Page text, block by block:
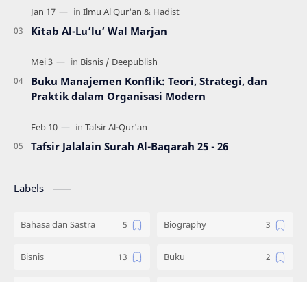
Kitab Al-Lu’lu’ Wal Marjan
Buku Manajemen Konflik: Teori, Strategi, dan
Praktik dalam Organisasi Modern
Tafsir Jalalain Surah Al-Baqarah 25 - 26
Labels
Bahasa dan Sastra Biography
Bisnis Buku